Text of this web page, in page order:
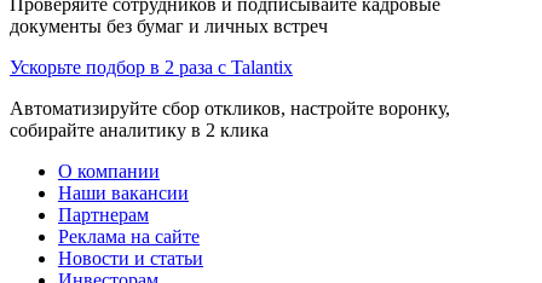
документы без бумаг и личных встреч
Ускорьте подбор в 2 раза с Talantix
Автоматизируйте сбор откликов, настройте воронку,
собирайте аналитику в 2 клика
О компании
Наши вакансии
Партнерам
Реклама на сайте
Новости и статьи